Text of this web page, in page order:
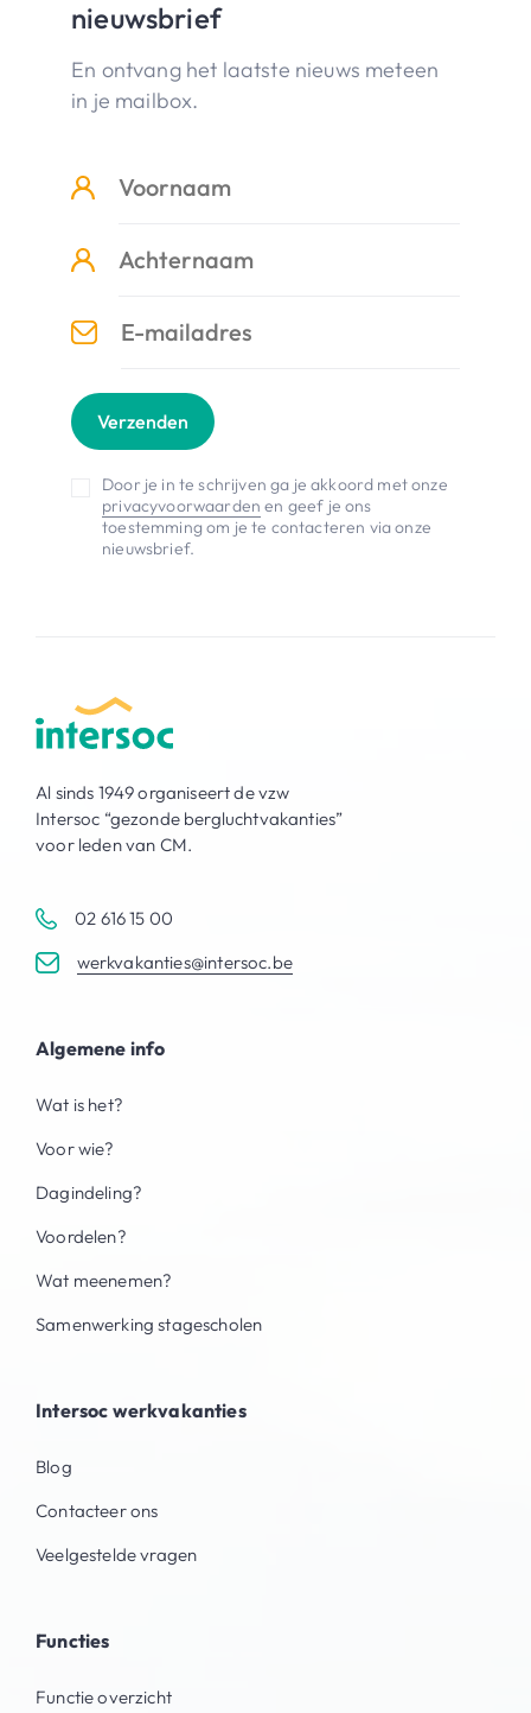
nieuwsbrief
En ontvang het laatste nieuws meteen
in je mailbox.
Verzenden
Door je in te schrijven ga je akkoord met onze
privacyvoorwaarden en geef je ons
toestemming om je te contacteren via onze
nieuwsbrief.
Al sinds 1949 organiseert de vzw
Intersoc “gezonde bergluchtvakanties”
voor leden van CM.
02 616 15 00
werkvakanties@intersoc.be
Algemene info
Wat is het?
Voor wie?
Dagindeling?
Voordelen?
Wat meenemen?
Samenwerking stagescholen
Intersoc werkvakanties
Blog
Contacteer ons
Veelgestelde vragen
Functies
Functie overzicht